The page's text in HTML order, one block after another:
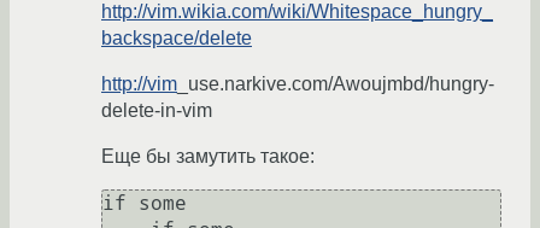
http://vim.wikia.com/wiki/Whitespace_hungry_
backspace/delete
http://vim _use.narkive.com/Awoujmbd/hungry-
delete-in-vim
Еще бы замутить такое:
if some